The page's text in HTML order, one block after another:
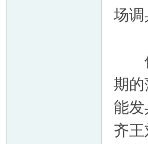
场
但
期
能
齐